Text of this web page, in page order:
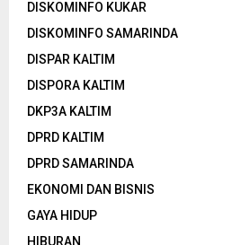
DISKOMINFO KUKAR
DISKOMINFO SAMARINDA
DISPAR KALTIM
DISPORA KALTIM
DKP3A KALTIM
DPRD KALTIM
DPRD SAMARINDA
EKONOMI DAN BISNIS
GAYA HIDUP
HIBURAN